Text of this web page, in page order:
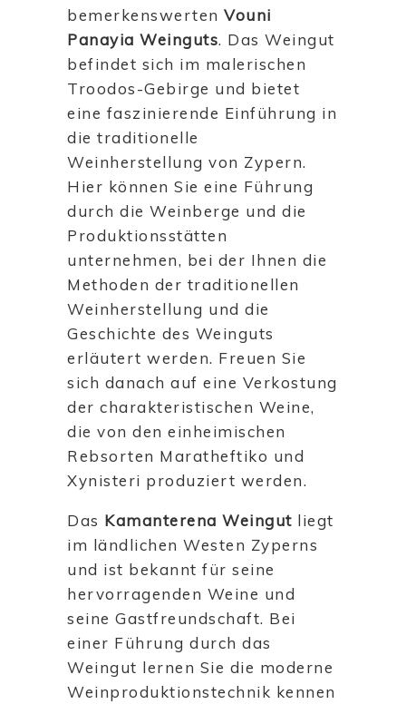
bemerkenswerten Vouni
Panayia Weinguts. Das Weingut
befindet sich im malerischen
Troodos-Gebirge und bietet
eine faszinierende Einführung in
die traditionelle
Weinherstellung von Zypern.
Hier können Sie eine Führung
durch die Weinberge und die
Produktionsstätten
unternehmen, bei der Ihnen die
Methoden der traditionellen
Weinherstellung und die
Geschichte des Weinguts
erläutert werden. Freuen Sie
sich danach auf eine Verkostung
der charakteristischen Weine,
die von den einheimischen
Rebsorten Maratheftiko und
Xynisteri produziert werden.
Das Kamanterena Weingut liegt
im ländlichen Westen Zyperns
und ist bekannt für seine
hervorragenden Weine und
seine Gastfreundschaft. Bei
einer Führung durch das
Weingut lernen Sie die moderne
Weinproduktionstechnik kennen